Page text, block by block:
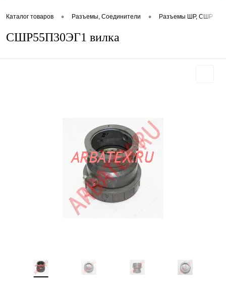
Каталог товаров • Разъемы, Соединители • Разъемы ШР, СШР
СШР55П30ЭГ1 вилка